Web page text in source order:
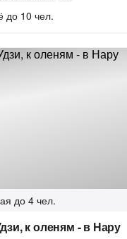
до 10 чел.
до 4 чел.
к оленям - в Нару